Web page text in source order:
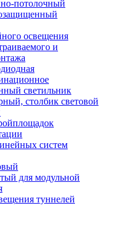
потолочный
освещения
и
светильник
столбик световой
систем
для модульной
туннелей